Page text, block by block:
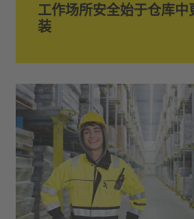
工作场所安全始于仓库中
装